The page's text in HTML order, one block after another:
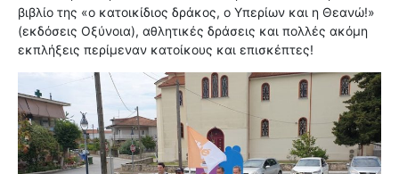
βιβλίο της «ο κατοικίδιος δράκος, ο Υπερίων και η Θεανώ!»
(εκδόσεις Οξύνοια), αθλητικές δράσεις και πολλές ακόμη
εκπλήξεις περίμεναν κατοίκους και επισκέπτες!